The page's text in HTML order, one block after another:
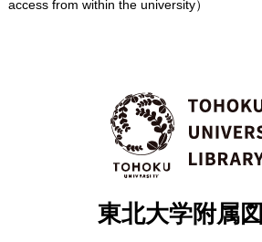
access from within the university）
東北大学附属